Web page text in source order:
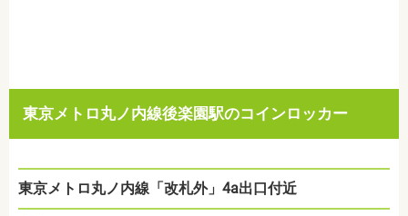
東京メトロ丸ノ内線後楽園駅のコインロッカー
東京メトロ丸ノ内線「改札外」 4a出口付近